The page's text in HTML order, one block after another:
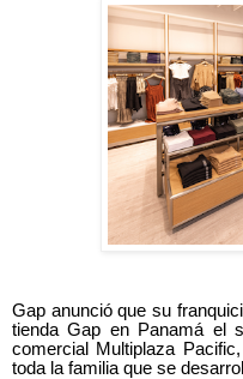
Gap anunció que su
tienda Gap en Panamá el
comercial Multiplaza
toda la familia que se